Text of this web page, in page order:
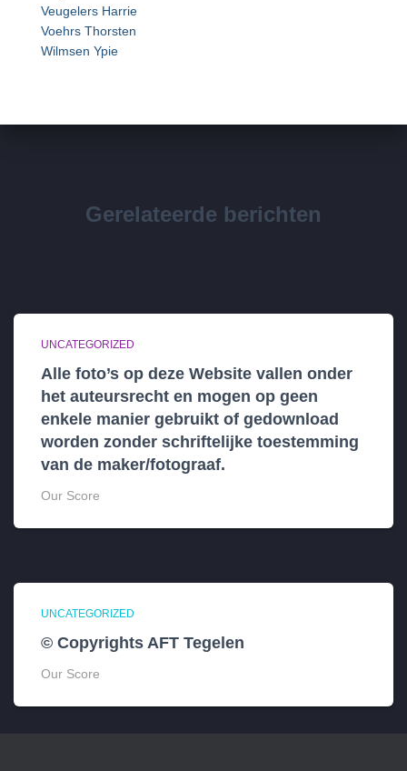
Veugelers Harrie
Voehrs Thorsten
Wilmsen Ypie
Gerelateerde berichten
UNCATEGORIZED
Alle foto’s op deze Website vallen onder
het auteursrecht en mogen op geen
enkele manier gebruikt of gedownload
worden zonder schriftelijke toestemming
van de maker/fotograaf.
Our Score
UNCATEGORIZED
© Copyrights AFT Tegelen
Our Score